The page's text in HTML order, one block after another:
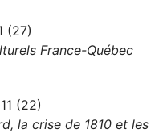
(27)
France-Québec
(22)
la crise de 1810 et les